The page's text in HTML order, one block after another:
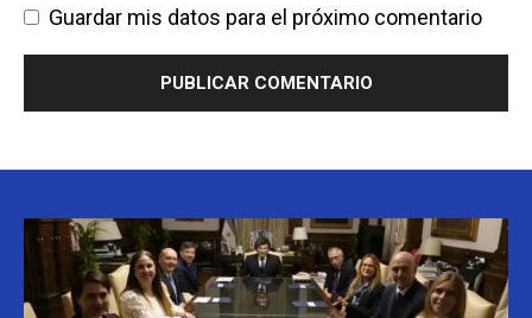
Guardar mis datos para el próximo comentario